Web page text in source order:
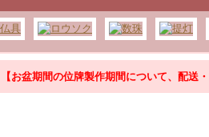
【令和8年熊本地震の影響によるお荷物のお
【お盆期間の位牌製作期間について、配送